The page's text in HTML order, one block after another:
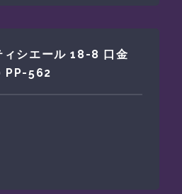
ィシエール 18-8 口金
PP-562